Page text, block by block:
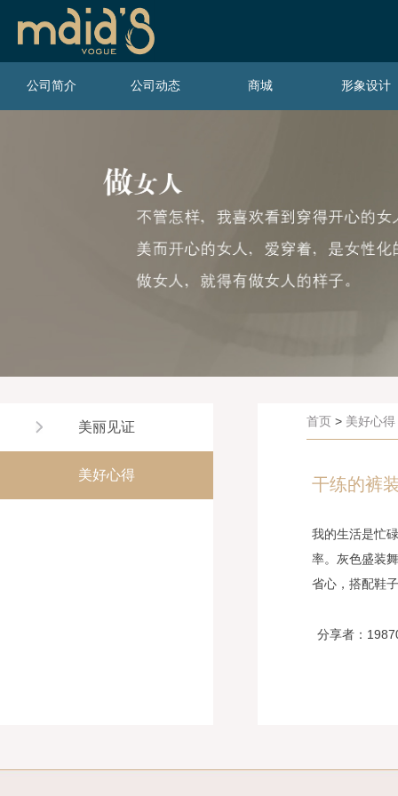
公司简介 公司动态 商城 形象设计
美丽见证
美好心得
首页 > 美好心得
干练的裤
我的生活是忙
率。灰色盛装
省心，搭配鞋
分享者：